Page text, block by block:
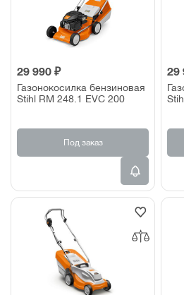
29 990 ₽
Газонокосилка бензиновая
Stihl RM 248.1 EVC 200
Под заказ
29